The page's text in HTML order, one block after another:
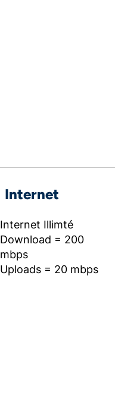
Internet
Internet Illimté
Download = 200
mbps
Uploads = 20 mbps